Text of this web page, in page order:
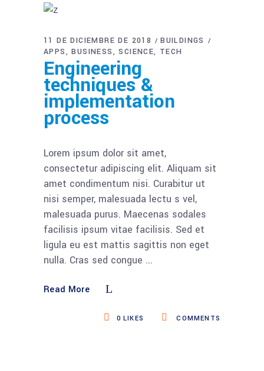
11 DE DICIEMBRE DE 2018
BUILDINGS
APPS
BUSINESS SCIENCE TECH
Engineering
techniques &
implementation
process
Lorem ipsum dolor sit amet,
consectetur adipiscing elit. Aliquam sit
amet condimentum nisi. Curabitur ut
nisi semper, malesuada lectu s vel,
malesuada purus. Maecenas sodales
facilisis ipsum vitae facilisis. Sed et
ligula eu est mattis sagittis non eget
nulla. Cras sed congue
Read More
COMMENTS
0 LIKES